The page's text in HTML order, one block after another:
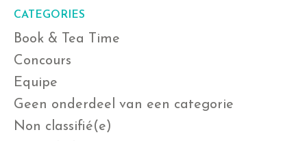
CATEGORIES
Book & Tea Time
Concours
Equipe
Geen onderdeel van een categorie
Non classifié(e)